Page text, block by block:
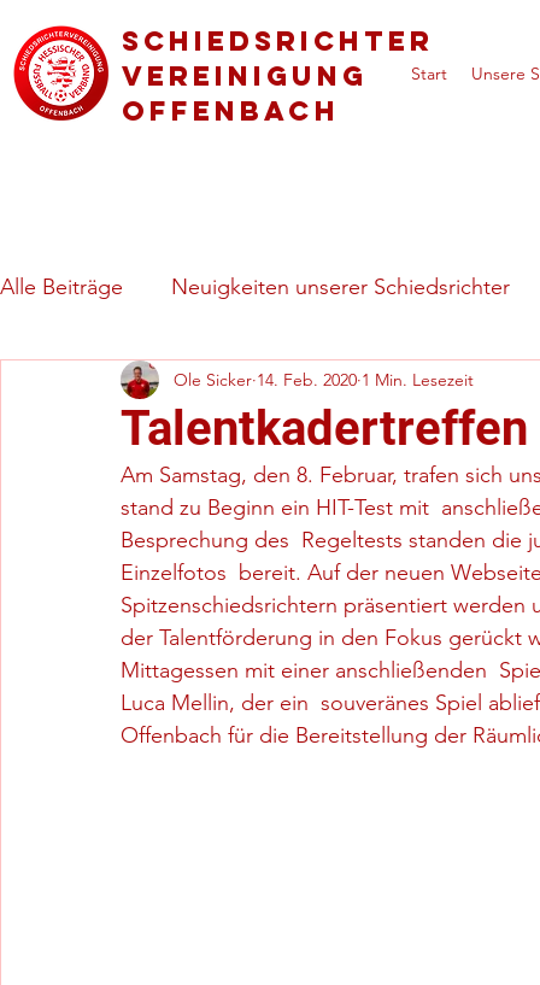
Schiedsrichter
vereinigung
Offenbach
Start Unsere
Alle Beiträge Neuigkeiten unserer Schiedsrichter
Regeln & besondere Spielsituationen
Ole Sicker 14. Feb. 2020 1 Min. Lesezeit
Am Samstag, den 8. Februar, trafen sich
stand zu Beginn ein HIT-Test mit
Besprechung des  Regeltests standen
Einzelfotos  bereit. Auf der neuen
Spitzenschiedsrichtern präsentiert
der Talentförderung in den Fokus gerückt
Mittagessen mit einer anschließenden
Luca Mellin, der ein  souveränes Spiel
Offenbach für die Bereitstellung der